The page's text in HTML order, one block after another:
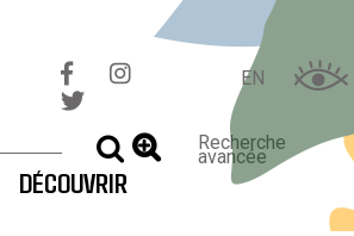
EN
LANCER LA RECHERCHE
Recherche
avancée
DÉCOUVRIR